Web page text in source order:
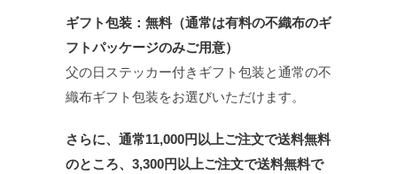
ギフト包装：無料（通常は有料の不織布のギ
フトパッケージのみご用意）
父の日ステッカー付きギフト包装と通常の不
織布ギフト包装をお選びいただけます。
さらに、通常11,000円以上ご注文で送料無料
のところ、3,300円以上ご注文で送料無料で